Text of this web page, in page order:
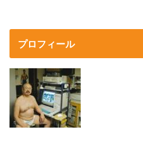
プロフィール